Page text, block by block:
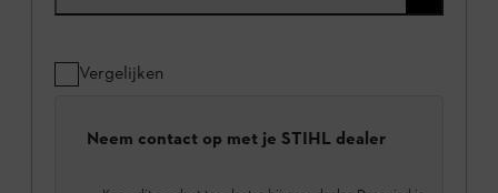
Vergelijken
Neem contact op met je STIHL dealer